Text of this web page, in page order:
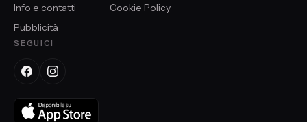
Info e contatti
Pubblicità
Cookie Policy
SEGUICI